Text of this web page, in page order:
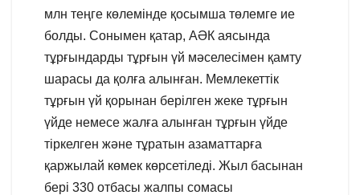
млн теңге көлемінде қосымша төлемге ие
болды. Сонымен қатар, АӘК аясында
тұрғындарды тұрғын үй мәселесімен қамту
шарасы да қолға алынған. Мемлекеттік
тұрғын үй қорынан берілген жеке тұрғын
үйде немесе жалға алынған тұрғын үйде
тіркелген және тұратын азаматтарға
қаржылай көмек көрсетіледі. Жыл басынан
бері 330 отбасы жалпы сомасы